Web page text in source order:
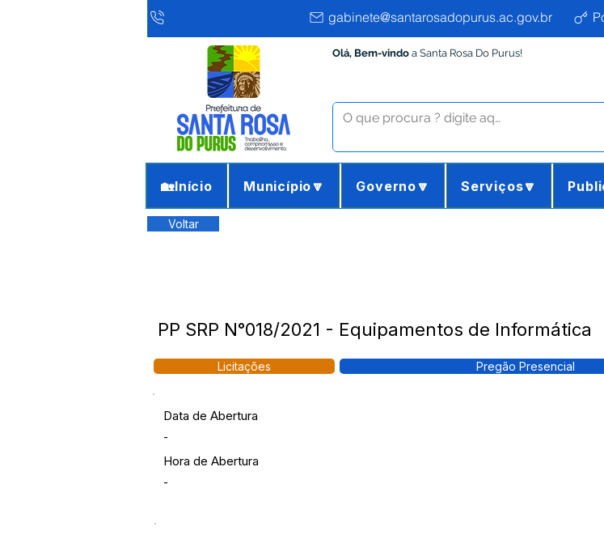
gabinete@santarosadopurus.ac.gov.br
Olá, Bem-vindo a Santa Rosa Do Purus!
🏡Início Município🔽 Governo🔽 Serviços🔽
Voltar
PP SRP N°018/2021 - Equipamentos de Informática
Licitações Pregão Presencial
Data de Abertura
-
Hora de Abertura
-